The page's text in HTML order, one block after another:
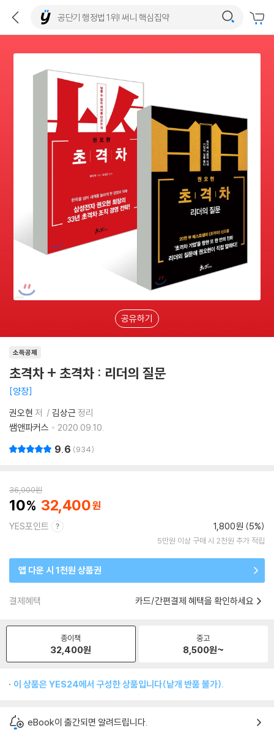
공유하기
소득공제
초격차 + 초격차 : 리더의 질문
양장
권오현 저 김상근 정리
쌤앤파커스
2020.09.10.
9.6 934
36,000원
10 32,400
YES포인트 1,800원 (5%)
5만원 이상 구매 시 2천원 추가 적립
앱 다운 시 1천원 상품권
결제혜택 카드/간편결제 혜택을 확인하세요
종이책
32,400원
중고
8,500원~
이 상품은 YES24에서 구성한 상품입니다(낱개 반품 불가).
eBook이 출간되면 알려드립니다.